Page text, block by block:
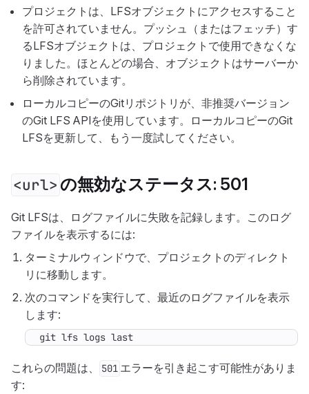
プロジェクトは、LFSオブジェクトにアクセスすること
を許可されていません。プッシュ（またはフェッチ）す
るLFSオブジェクトは、プロジェクトで使用できなくな
りました。ほとんどの場合、オブジェクトはサーバーか
ら削除されています。
ローカルコピーのGitリポジトリが、非推奨バージョン
のGit LFS APIを使用しています。ローカルコピーのGit
LFSを更新して、もう一度試してください。
<url> の無効なステータス: 501
Git LFSは、ログファイルに失敗を記録します。このログ
ファイルを表示するには:
ターミナルウィンドウで、プロジェクトのディレクト
リに移動します。
次のコマンドを実行して、最近のログファイルを表示
します:
git lfs logs last
これらの問題は、 501 エラーを引き起こす可能性がありま
す: